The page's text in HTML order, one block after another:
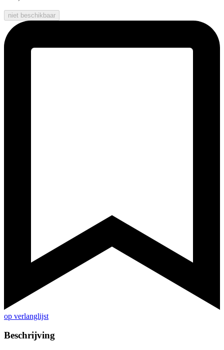
niet beschikbaar
op verlanglijst
Beschrijving